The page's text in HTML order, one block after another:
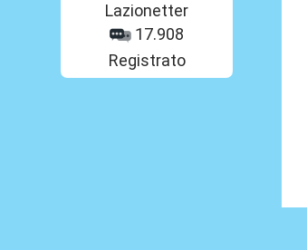
Lazionetter
17.908
Registrato